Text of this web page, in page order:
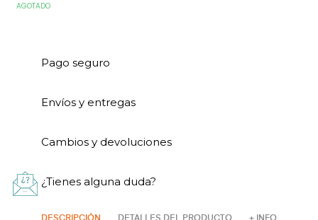
AGOTADO
Pago seguro
Envíos y entregas
Cambios y devoluciones
¿Tienes alguna duda?